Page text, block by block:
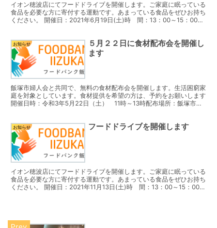
イオン穂波店にてフードドライブを開催します。ご家庭に眠っている
食品を必要な方に寄付する運動です。あまっている食品をぜひお持ち
ください。 開催日：2021年6月19日(土)時 間：13：00～15：00
お知らせ
５月２２日に食材配布会を開催し
ます
飯塚市婦人会と共同で、無料の食材配布会を開催します。生活困窮家
庭を対象としています。食材提供を希望の方は、予約をお願いします
開催日時：令和3年5月22日（土） 11時～13時配布場所：飯塚市役
お知らせ フードドライブを開催します
イオン穂波店にてフードドライブを開催します。ご家庭に眠っている
食品を必要な方に寄付する運動です。あまっている食品をぜひお持ち
ください。 開催日：2021年11月13日(土)時 間：13：00～15：00